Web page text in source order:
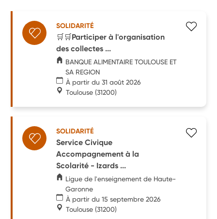
SOLIDARITÉ
🛒🛒Participer à l'organisation
des collectes ...
BANQUE ALIMENTAIRE TOULOUSE ET
SA REGION
À partir du 31 août 2026
Toulouse (31200)
SOLIDARITÉ
Service Civique
Accompagnement à la
Scolarité - Izards ...
Ligue de l'enseignement de Haute-
Garonne
À partir du 15 septembre 2026
Toulouse (31200)